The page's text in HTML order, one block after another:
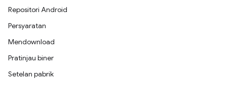
Repositori Android
Persyaratan
Mendownload
Pratinjau biner
Setelan pabrik